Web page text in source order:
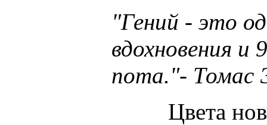
"Гений - эmo
вдохновения и
пота."- Томас
Цвета